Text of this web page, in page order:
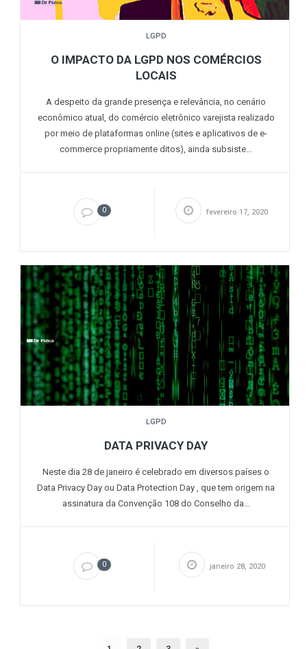
LGPD
O IMPACTO DA LGPD NOS COMÉRCIOS
LOCAIS
A despeito da grande presença e relevância, no cenário
econômico atual, do comércio eletrônico varejista realizado
por meio de plataformas online (sites e aplicativos de e-
commerce propriamente ditos), ainda subsiste...
0 fevereiro 17, 2020
LGPD
DATA PRIVACY DAY
Neste dia 28 de janeiro é celebrado em diversos países o
Data Privacy Day ou Data Protection Day , que tem origem na
assinatura da Convenção 108 do Conselho da...
0 janeiro 28, 2020